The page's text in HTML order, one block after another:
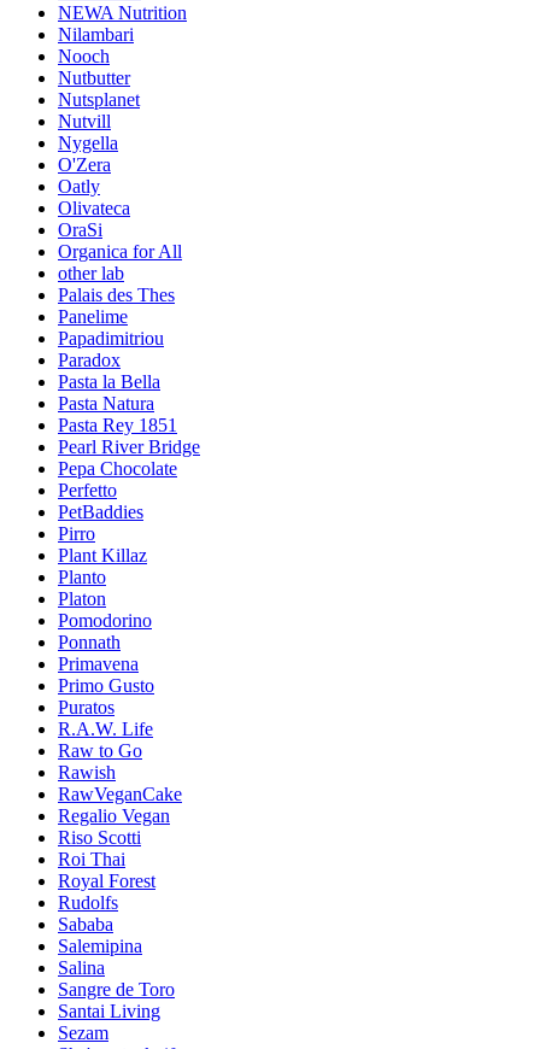
NEWA Nutrition
Nilambari
Nooch
Nutbutter
Nutsplanet
Nutvill
Nygella
O'Zera
Oatly
Olivateca
OraSi
Organica for All
other lab
Palais des Thes
Panelime
Papadimitriou
Paradox
Pasta la Bella
Pasta Natura
Pasta Rey 1851
Pearl River Bridge
Pepa Chocolate
Perfetto
PetBaddies
Pirro
Plant Killaz
Planto
Platon
Pomodorino
Ponnath
Primavena
Primo Gusto
Puratos
R.A.W. Life
Raw to Go
Rawish
RawVeganCake
Regalio Vegan
Riso Scotti
Roi Thai
Royal Forest
Rudolfs
Sababa
Salemipina
Salina
Sangre de Toro
Santai Living
Sezam